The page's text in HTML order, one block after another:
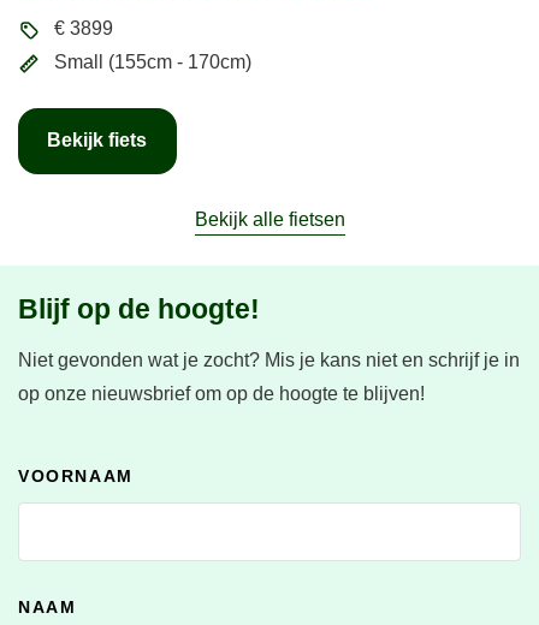
€ 3899
Small (155cm - 170cm)
Bekijk fiets
Bekijk alle fietsen
Blijf op de hoogte!
Niet gevonden wat je zocht? Mis je kans niet en schrijf je in
op onze nieuwsbrief om op de hoogte te blijven!
VOORNAAM
NAAM